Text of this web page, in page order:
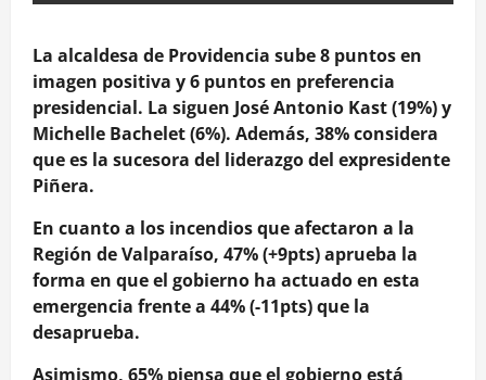
La alcaldesa de Providencia sube 8 puntos en
imagen positiva y 6 puntos en preferencia
presidencial. La siguen José Antonio Kast (19%) y
Michelle Bachelet (6%). Además, 38% considera
que es la sucesora del liderazgo del expresidente
Piñera.
En cuanto a los incendios que afectaron a la
Región de Valparaíso, 47% (+9pts) aprueba la
forma en que el gobierno ha actuado en esta
emergencia frente a 44% (-11pts) que la
desaprueba.
Asimismo, 65% piensa que el gobierno está